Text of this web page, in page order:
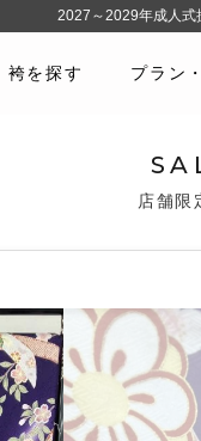
袴を探す プラン
店舗限
2027～2029年成人式